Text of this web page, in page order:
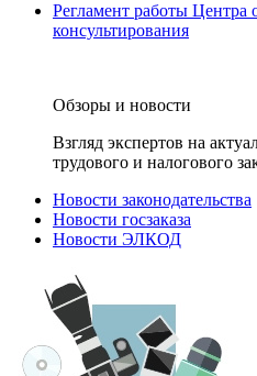
Регламент работы Центра
консультирования
Обзоры и новости
Взгляд экспертов на
трудового и налогового
Новости законодательства
Новости госзаказа
Новости ЭЛКОД